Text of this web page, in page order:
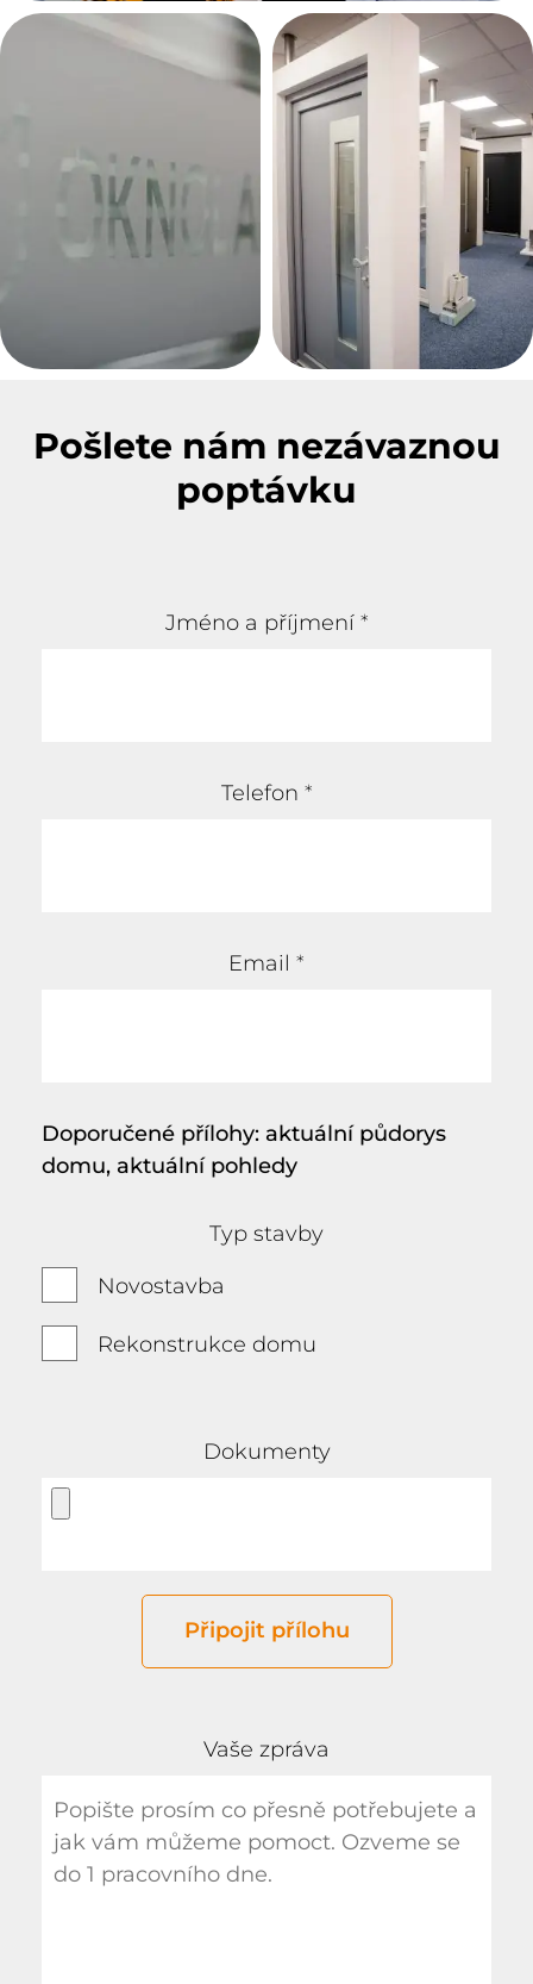
Pošlete nám nezávaznou
poptávku
Jméno a příjmení *
Telefon *
Email *
Doporučené přílohy: aktuální půdorys
domu, aktuální pohledy
Typ stavby
Novostavba
Rekonstrukce domu
Dokumenty
Připojit přílohu
Vaše zpráva